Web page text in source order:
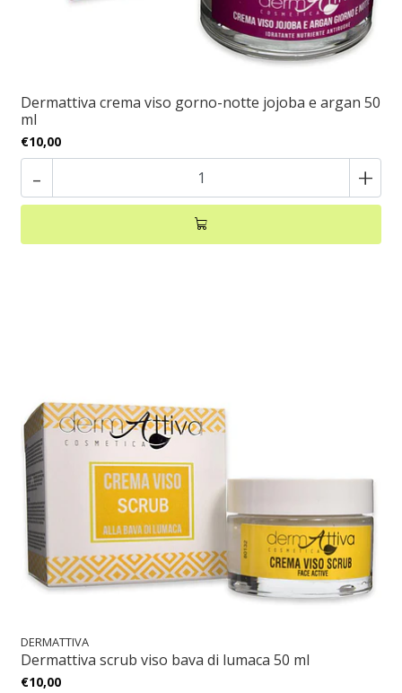
Dermattiva crema viso gorno-notte jojoba e argan 50
ml
€10,00
- +
DERMATTIVA
Dermattiva scrub viso bava di lumaca 50 ml
€10,00